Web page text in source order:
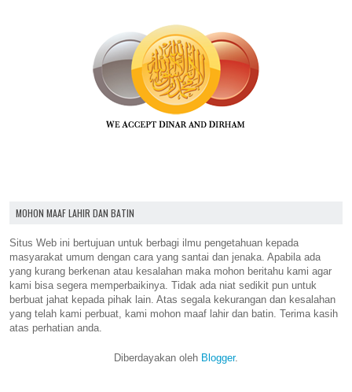
MOHON MAAF LAHIR DAN BATIN
Situs Web ini bertujuan untuk berbagi ilmu pengetahuan kepada
masyarakat umum dengan cara yang santai dan jenaka. Apabila ada
yang kurang berkenan atau kesalahan maka mohon beritahu kami agar
kami bisa segera memperbaikinya. Tidak ada niat sedikit pun untuk
berbuat jahat kepada pihak lain. Atas segala kekurangan dan kesalahan
yang telah kami perbuat, kami mohon maaf lahir dan batin. Terima kasih
atas perhatian anda.
Diberdayakan oleh Blogger.